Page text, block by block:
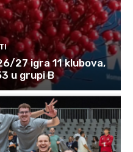
27 igra 11 klubova,
u grupi B